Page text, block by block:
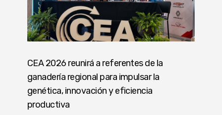
CEA 2026 reunirá a referentes de la
ganadería regional para impulsar la
genética, innovación y eficiencia
productiva